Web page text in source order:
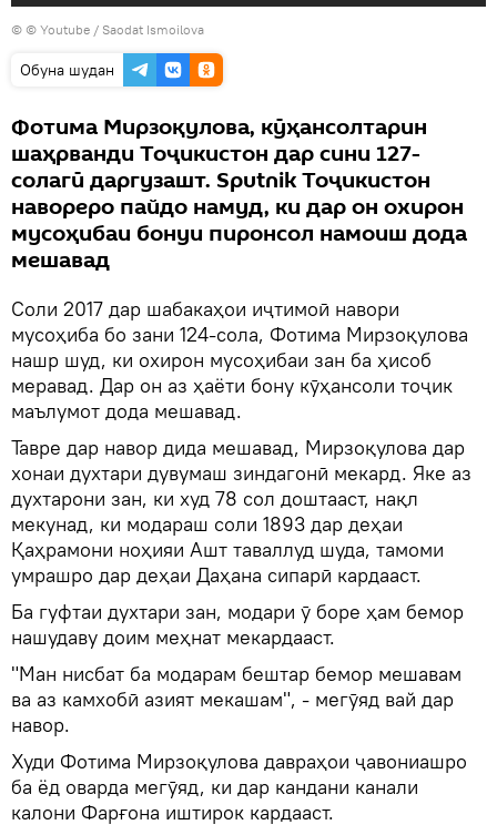
© © Youtube / Saodat Ismoilova
Обуна шудан
Фотима Мирзоқулова, кӯҳансолтарин
шаҳрванди Тоҷикистон дар сини 127-
солагӣ даргузашт. Sputnik Тоҷикистон
навореро пайдо намуд, ки дар он охирон
мусоҳибаи бонуи пиронсол намоиш дода
мешавад
Соли 2017 дар шабакаҳои иҷтимоӣ навори
мусоҳиба бо зани 124-сола, Фотима Мирзоқулова
нашр шуд, ки охирон мусоҳибаи зан ба ҳисоб
меравад. Дар он аз ҳаёти бону кӯҳансоли тоҷик
маълумот дода мешавад.
Тавре дар навор дида мешавад, Мирзоқулова дар
хонаи духтари дувумаш зиндагонӣ мекард. Яке аз
духтарони зан, ки худ 78 сол доштааст, нақл
мекунад, ки модараш соли 1893 дар деҳаи
Қаҳрамони ноҳияи Ашт таваллуд шуда, тамоми
умрашро дар деҳаи Даҳана сипарӣ кардааст.
Ба гуфтаи духтари зан, модари ӯ боре ҳам бемор
нашудаву доим меҳнат мекардааст.
"Ман нисбат ба модарам бештар бемор мешавам
ва аз камхобӣ азият мекашам", - мегӯяд вай дар
навор.
Худи Фотима Мирзоқулова давраҳои ҷавониашро
ба ёд оварда мегӯяд, ки дар кандани канали
калони Фарғона иштирок кардааст.